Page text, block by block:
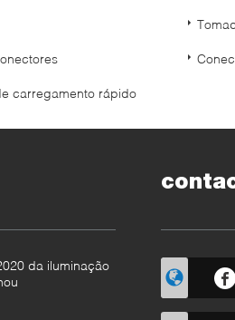
carregamento rápido
da iluminação